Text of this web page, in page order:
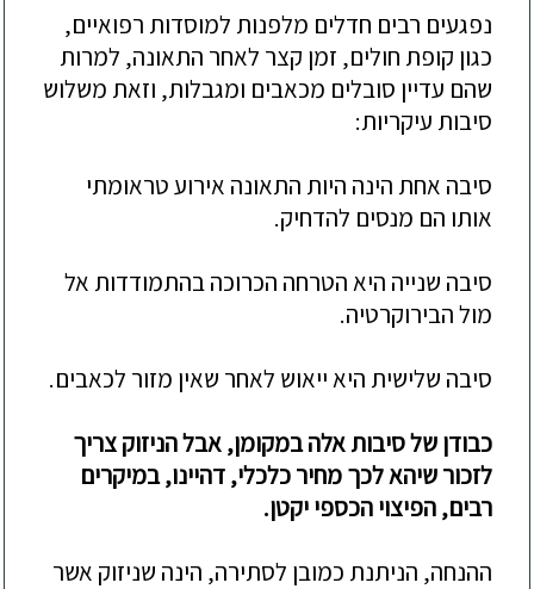
נפגעים רבים חדלים מלפנות למוסדות רפואיים,
כגון קופת חולים, זמן קצר לאחר התאונה, למרות
שהם עדיין סובלים מכאבים ומגבלות, וזאת משלוש
סיבות עיקריות:
סיבה אחת הינה היות התאונה אירוע טראומתי
אותו הם מנסים להדחיק.
סיבה שנייה היא הטרחה הכרוכה בהתמודדות אל
מול הבירוקרטיה.
סיבה שלישית היא ייאוש לאחר שאין מזור לכאבים.
כבודן של סיבות אלה במקומן, אבל הניזוק צריך
לזכור שיהא לכך מחיר כלכלי, דהיינו, במיקרים
רבים, הפיצוי הכספי יקטן.
ההנחה, הניתנת כמובן לסתירה, הינה שניזוק אשר